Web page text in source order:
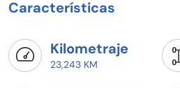
Características
Kilometraje
23,243 KM